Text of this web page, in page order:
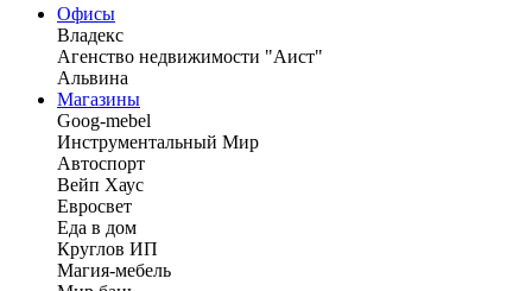
Офисы
Владекс
Агенство недвижимости "Аист"
Альвина
Магазины
Goog-mebel
Инструментальный Мир
Автоспорт
Вейп Хаус
Евросвет
Еда в дом
Круглов ИП
Магия-мебель